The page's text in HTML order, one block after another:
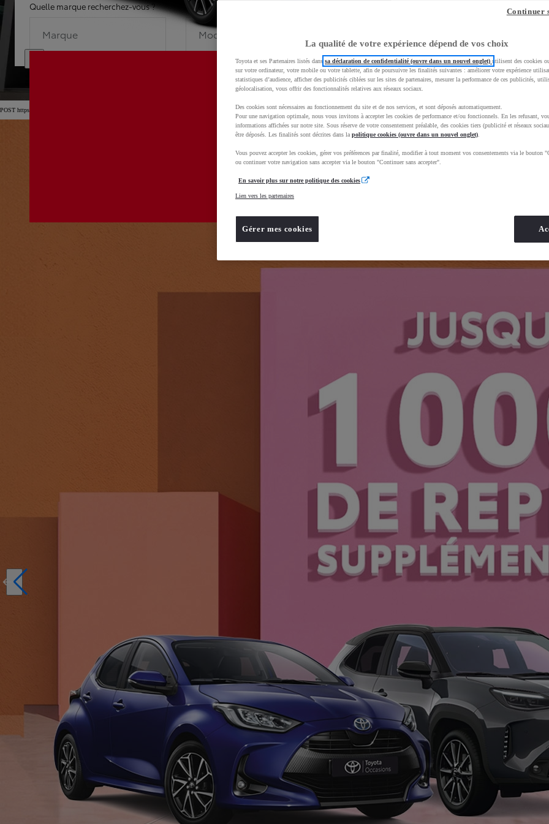
Quelle marque recherchez-vous ?
Marque
Quel modèle recherchez-vous ?
Modèle
Dans quelle
POST https://usc-webcomponents.toyota-europe.com/v1/car-filter-header/fr/fr?carFilter=used&brand=toyota&uscEnv=production&useGlobalStore=true&vehicules%2Fsogida-marmande=
La qualité de votre expérience dépend de vos choix
Toyota et ses Partenaires listés dans sa déclaration de confidentialité (ouvre dans un nouvel onglet) utilisent des cookies
sur votre ordinateur, votre mobile ou votre tablette, afin de poursuivre les finalités suivantes : améliorer votre expérience
statistiques d’audience, afficher des publicités ciblées sur les sites de partenaires, mesurer la performance de ces publicités,
géolocalisation, vous offrir des fonctionnalités relatives aux réseaux sociaux.
Des cookies sont nécessaires au fonctionnement du site et de nos services, et sont déposés automatiquement.
Pour une navigation optimale, nous vous invitons à accepter les cookies de performance et/ou fonctionnels. En les refusant,
informations affichées sur notre site. Sous réserve de votre consentement préalable, des cookies tiers (publicité et réseaux
être déposés. Les finalités sont décrites dans la politique cookies (ouvre dans un nouvel onglet)
Vous pouvez accepter les cookies, gérer vos préférences par finalité, modifier à tout moment vos consentements via le bouton
ou continuer votre navigation sans accepter via le bouton "Continuer sans accepter".
En savoir plus sur notre politique des cookies
Lien vers les partenaires
Gérer mes cookies
Continuer